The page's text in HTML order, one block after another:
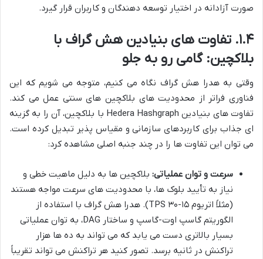
صورت آزادانه در اختیار توسعه دهندگان و کاربران قرار گیرد.
۱.۴. تفاوت های بنیادین هش گراف با
بلاکچین: گامی رو به جلو
وقتی به هدرا هش گراف نگاه می کنیم، متوجه می شویم که این
فناوری فراتر از محدودیت های بلاکچین های سنتی عمل می کند.
تفاوت های بنیادین Hedera Hashgraph با بلاکچین، آن را به گزینه
ای جذاب برای کاربردهای سازمانی و مقیاس پذیر تبدیل کرده است.
می توان این تفاوت ها را در چند جنبه اصلی مشاهده کرد:
سرعت و توان عملیاتی: بلاکچین ها به دلیل ماهیت خطی و
نیاز به تأیید بلوک ها، با محدودیت های سرعت مواجه هستند
(مثلاً اتریوم ۱۵-۳۰ TPS). هدرا هش گراف با استفاده از
الگوریتم گاسپ اوت-گاسپ و ساختار DAG، به توان عملیاتی
بسیار بالاتری دست می یابد که می تواند به ده ها هزار
تراکنش در ثانیه برسد. تصور کنید هر تراکنش می تواند تقریباً